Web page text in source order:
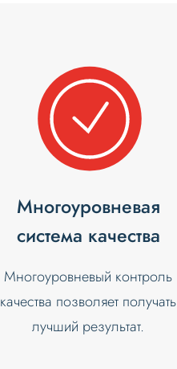
Многоуровневая
система качества
Многоуровневый контроль
качества позволяет получать
лучший результат.